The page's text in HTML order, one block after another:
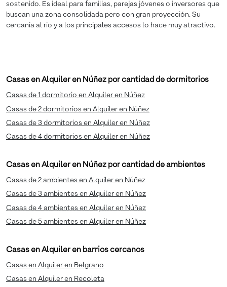
sostenido. Es ideal para familias, parejas jóvenes o inversores que
buscan una zona consolidada pero con gran proyección. Su
cercanía al río y a los principales accesos lo hace muy atractivo.
Casas en Alquiler en Núñez por cantidad de dormitorios
Casas de 1 dormitorio en Alquiler en Núñez
Casas de 2 dormitorios en Alquiler en Núñez
Casas de 3 dormitorios en Alquiler en Núñez
Casas de 4 dormitorios en Alquiler en Núñez
Casas en Alquiler en Núñez por cantidad de ambientes
Casas de 2 ambientes en Alquiler en Núñez
Casas de 3 ambientes en Alquiler en Núñez
Casas de 4 ambientes en Alquiler en Núñez
Casas de 5 ambientes en Alquiler en Núñez
Casas en Alquiler en barrios cercanos
Casas en Alquiler en Belgrano
Casas en Alquiler en Recoleta